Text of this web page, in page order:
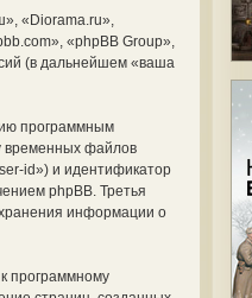
«Diorama.ru»,
«phpBB Group»,
(в дальнейшем «ваша
программным
временных файлов
id») и идентификатор
phpBB. Третья
информации о
программному